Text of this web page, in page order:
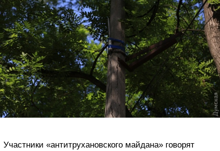
Участники «антитрухановского майдана» говорят